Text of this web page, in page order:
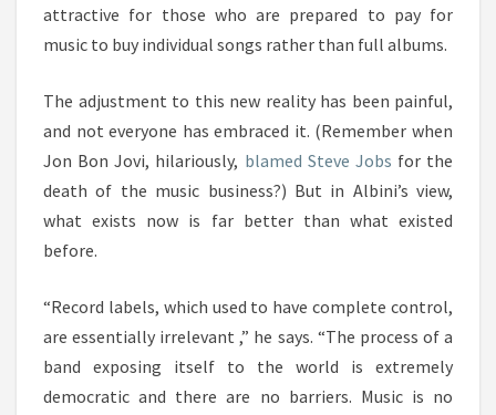
attractive for those who are prepared to pay for
music to buy individual songs rather than full albums.
The adjustment to this new reality has been painful,
and not everyone has embraced it. (Remember when
Jon Bon Jovi, hilariously, blamed Steve Jobs for the
death of the music business?) But in Albini’s view,
what exists now is far better than what existed
before.
“Record labels, which used to have complete control,
are essentially irrelevant ,” he says. “The process of a
band exposing itself to the world is extremely
democratic and there are no barriers. Music is no